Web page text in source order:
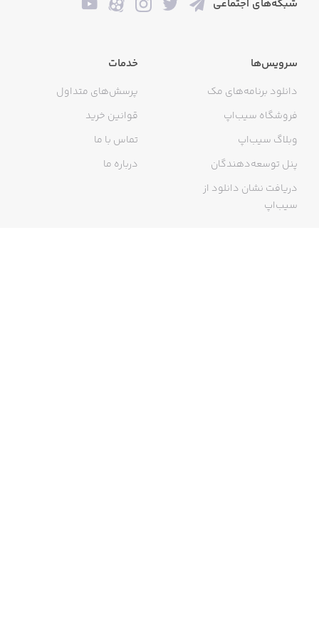
شبکه‌های اجتماعی
سرویس‌ها
دانلود برنامه‌های مک
فروشگاه سیب‌اپ
وبلاگ سیب‌اپ
پنل توسعه‌دهندگان
دریافت نشان دانلود از
سیب‌اپ
خدمات
پرسش‌های متداول
قوانین خرید
تماس با ما
درباره ما